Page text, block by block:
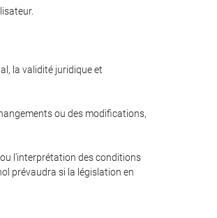
la validité juridique et
ou des modifications,
l'interprétation des conditions
prévaudra si la législation en